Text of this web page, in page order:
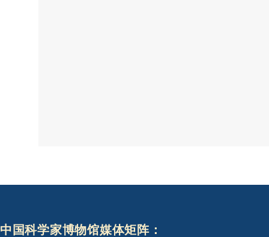
中国科学家博物馆媒体矩阵：